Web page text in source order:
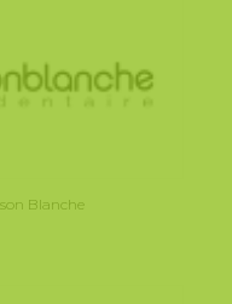
Blanche